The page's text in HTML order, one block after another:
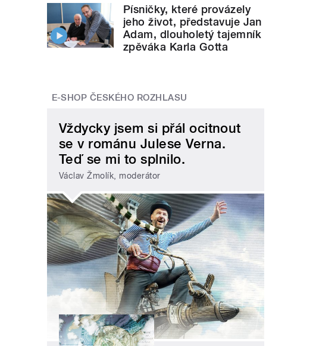
Písničky, které provázely
jeho život, představuje Jan
Adam, dlouholetý tajemník
zpěváka Karla Gotta
E-SHOP ČESKÉHO ROZHLASU
Vždycky jsem si přál ocitnout
se v románu Julese Verna.
Teď se mi to splnilo.
Václav Žmolík, moderátor